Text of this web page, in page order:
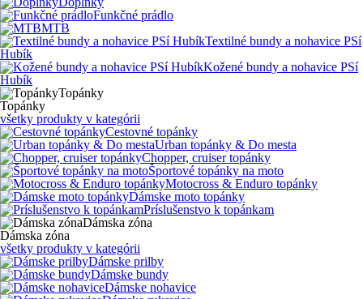
Funkčné prádlo
MTB
Textilné bundy a nohavice PSí
Hubík
Kožené bundy a nohavice PSí
Hubík
Topánky
Topánky
všetky produkty v kategórii
Cestovné topánky
Urban topánky & Do mesta
Chopper, cruiser topánky
Športové topánky na moto
Motocross & Enduro topánky
Dámske moto topánky
Príslušenstvo k topánkam
Dámska zóna
Dámska zóna
všetky produkty v kategórii
Dámske prilby
Dámske bundy
Dámske nohavice